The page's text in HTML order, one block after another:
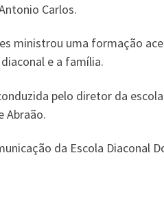
Carlos.
ministrou uma formação
e a família.
pelo diretor da
Abraão.
da Escola Diaconal